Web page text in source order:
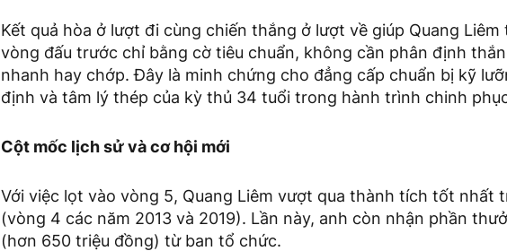
Kết quả hòa ở lượt đi cùng chiến thắng ở lượt về giúp Quang
vòng đấu trước chỉ bằng cờ tiêu chuẩn, không cần phân định
nhanh hay chớp. Đây là minh chứng cho đẳng cấp chuẩn bị kỹ
định và tâm lý thép của kỳ thủ 34 tuổi trong hành trình chinh
Cột mốc lịch sử và cơ hội mới
Với việc lọt vào vòng 5, Quang Liêm vượt qua thành tích tốt nhất
(vòng 4 các năm 2013 và 2019). Lần này, anh còn nhận phần
(hơn 650 triệu đồng) từ ban tổ chức.